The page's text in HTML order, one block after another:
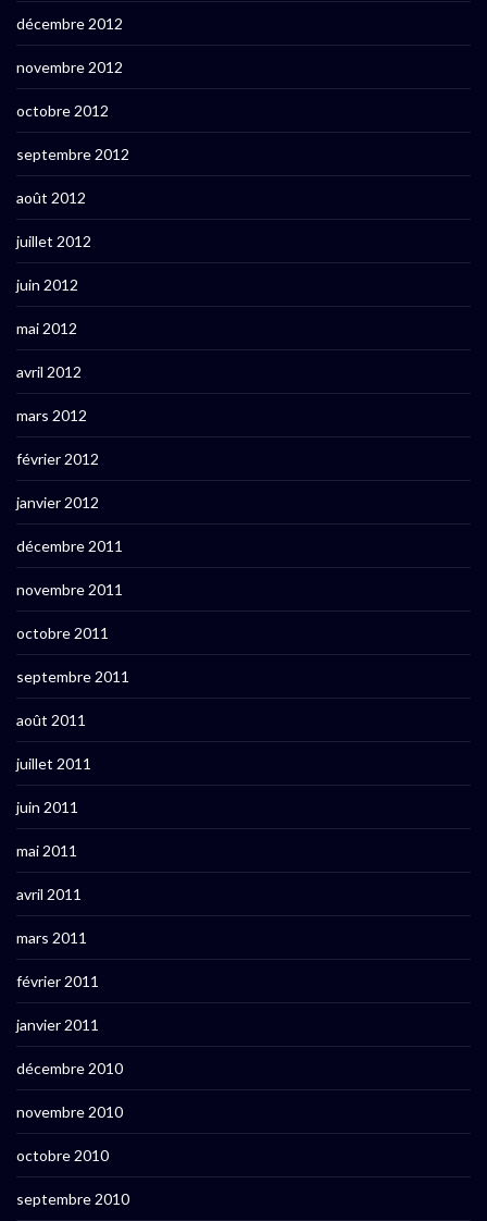
décembre 2012
novembre 2012
octobre 2012
septembre 2012
août 2012
juillet 2012
juin 2012
mai 2012
avril 2012
mars 2012
février 2012
janvier 2012
décembre 2011
novembre 2011
octobre 2011
septembre 2011
août 2011
juillet 2011
juin 2011
mai 2011
avril 2011
mars 2011
février 2011
janvier 2011
décembre 2010
novembre 2010
octobre 2010
septembre 2010